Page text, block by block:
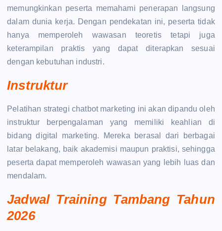
memungkinkan peserta memahami penerapan langsung
dalam dunia kerja. Dengan pendekatan ini, peserta tidak
hanya memperoleh wawasan teoretis tetapi juga
keterampilan praktis yang dapat diterapkan sesuai
dengan kebutuhan industri.
Instruktur
Pelatihan strategi chatbot marketing ini akan dipandu oleh
instruktur berpengalaman yang memiliki keahlian di
bidang digital marketing. Mereka berasal dari berbagai
latar belakang, baik akademisi maupun praktisi, sehingga
peserta dapat memperoleh wawasan yang lebih luas dan
mendalam.
Jadwal Training Tambang Tahun
2026